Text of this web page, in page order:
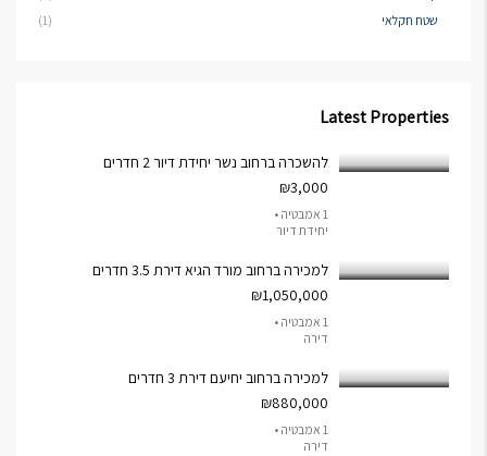
שטח חקלאי
(1)
Latest Properties
להשכרה ברחוב נשר יחידת דיור 2 חדרים
₪3,000
1 אמבטיה •
יחידת דיור
למכירה ברחוב מורד הגיא דירת 3.5 חדרים
₪1,050,000
1 אמבטיה •
דירה
למכירה ברחוב יחיעם דירת 3 חדרים
₪880,000
1 אמבטיה •
דירה